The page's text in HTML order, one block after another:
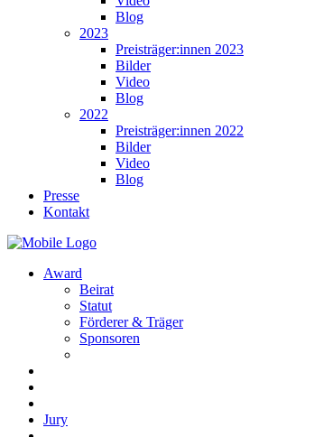
Blog
2023
Preisträger:innen 2023
Bilder
Video
Blog
2022
Preisträger:innen 2022
Bilder
Video
Blog
Presse
Kontakt
Award
Beirat
Statut
Förderer & Träger
Sponsoren
Jury